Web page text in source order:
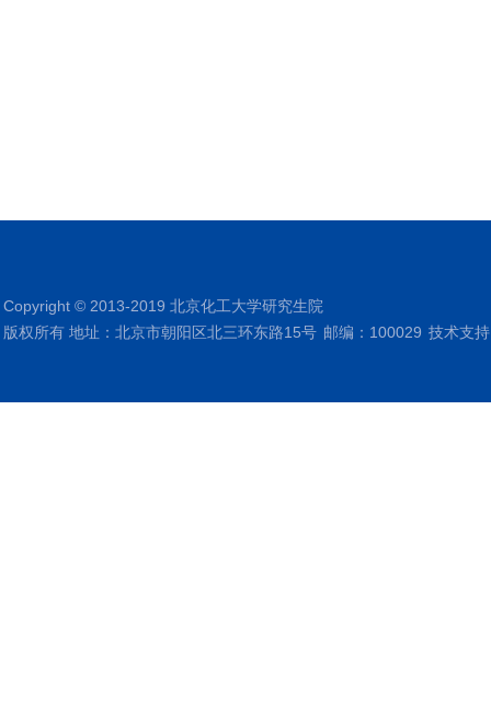
Copyright © 2013-2019 北京化工大学研究生院
版权所有 地址：北京市朝阳区北三环东路15号 邮编：100029 技术支